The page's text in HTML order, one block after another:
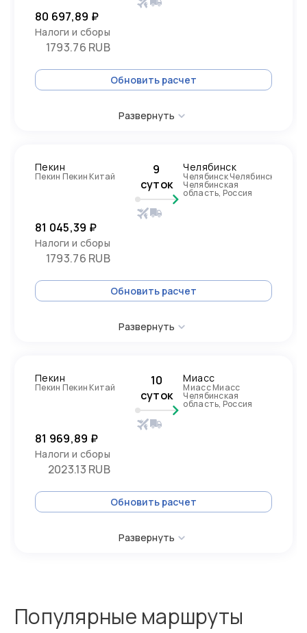
80 697,89 ₽
Налоги и сборы
1793.76 RUB
Обновить расчет
Развернуть
Пекин
Пекин Пекин Китай
9
суток
Челябинск
Челябинск Челябинск
Челябинская
область, Россия
81 045,39 ₽
Налоги и сборы
1793.76 RUB
Обновить расчет
Развернуть
Пекин
Пекин Пекин Китай
10
суток
Миасс
Миасс Миасс
Челябинская
область, Россия
81 969,89 ₽
Налоги и сборы
2023.13 RUB
Обновить расчет
Развернуть
Популярные маршруты